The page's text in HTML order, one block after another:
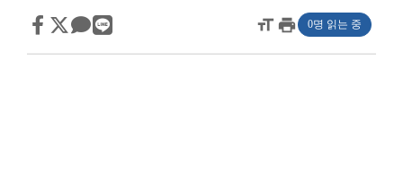
format_sizeprint 0명 읽는 중